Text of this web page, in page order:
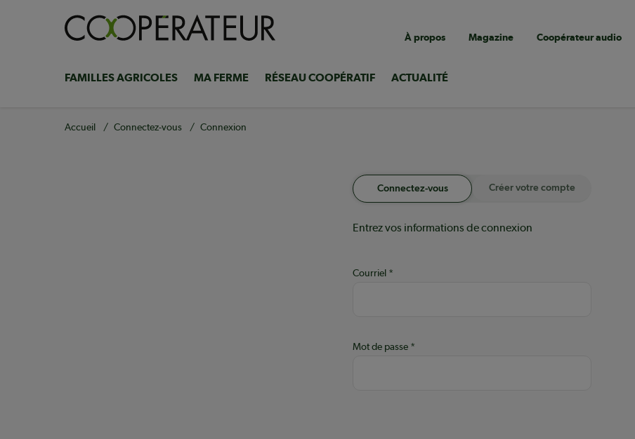
Navigation
utilitaire
À propos Magazine Coopérateur audio
Navigation
principale
FAMILLES AGRICOLES MA FERME RÉSEAU COOPÉRATIF ACTUALITÉ
Fil
Accueil Connectez-vous Connexion
Connectez-vous Créer votre compte
Entrez vos informations de connexion
Courriel
Mot de passe